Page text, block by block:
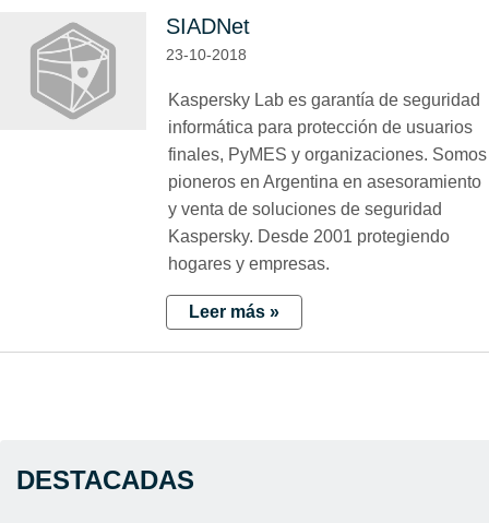
SIADNet
23-10-2018
Kaspersky Lab es garantía de seguridad
informática para protección de usuarios
finales, PyMES y organizaciones. Somos
pioneros en Argentina en asesoramiento
y venta de soluciones de seguridad
Kaspersky. Desde 2001 protegiendo
hogares y empresas.
Leer más »
DESTACADAS